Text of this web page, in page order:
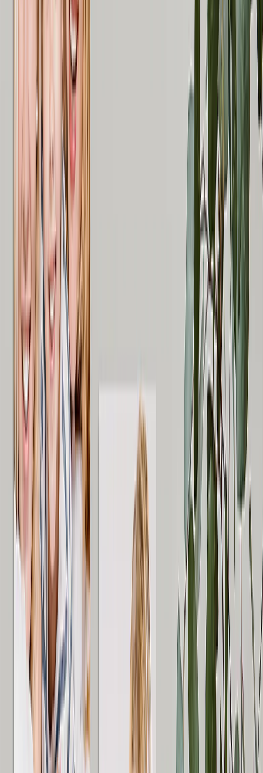
Foto-Schiefertafeln
Leinwanddruke
Leinwanddruke
Gerahmte Leinwände
Collage-Leinwanddrucke
Leinwand-Wanddisplay
Mosaik-Leinwanddrucke
Geformte Leinwanddrucke
Metalldrucke
Einzelnes Metalldruck
Metall-Wanddisplays
Kunstgalerie
Kunstdrucke
Fotoabzüge
Mehr Wanddrucke
Fotoabzüge
Leinwanddrucke
Gerahmte Drucke
Metalldrucke
Fotoposter
Photo Tiles
Alle
Fotogeschenke
Geschenke Nach Empfänger
Geschenke für Mama
Geschenke für Papa
Geschenke für Sie
Geschenke für Ihn
Weihnachtsgeschenke
Geschenke nach Empfänger
Fototassen
Fotopuzzle
Fotokissen
Foto-Schiefertafeln
Personalisierte Geschenke
Geschenke nach Preis
Geschenke Unter 25€
Geschenke Unter 50€
Geschenke Unter 75€
Geschenke Unter 100€
Geschenke Unter 200€
Wohnaccessoires
Decken & Kissen
Küche & Essbereich
Baby & Kinder
Empfohlen
Romantisch
Baby
Weihnachten
Muttertag
Vatertag
Hochzeit
Hochzeits-Fotobücher & Alben
Wandkunst
Gerahmte Drucke
Geschenke für Sie
Geschenke für Ihn
Alle Produkte
Empfohlen
Fotobücher
Leinwanddrucke
Fotodecken
Fotokalender
Fotoabzüge
Gerahmte Drucke
Alle
Startseite
Startseite